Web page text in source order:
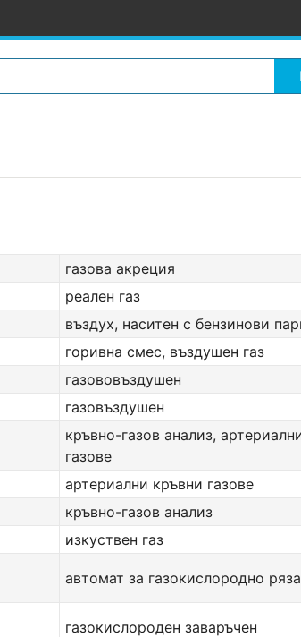
газова акреция
реален газ
въздух, наситен с бензинови
горивна смес, въздушен газ
газововъздушен
газовъздушен
кръвно-газов анализ,
газове
артериални кръвни газове
кръвно-газов анализ
изкуствен газ
автомат за газокислородно
газокислороден заваръчен